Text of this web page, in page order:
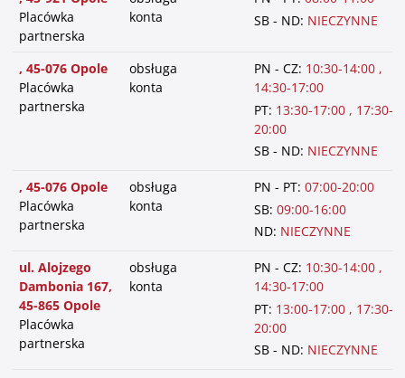
Placówka
partnerska
konta
SB - ND: NIECZYNNE
, 45-076 Opole
Placówka
partnerska
obsługa
konta
PN - CZ: 10:30-14:00 ,
14:30-17:00
PT: 13:30-17:00 , 17:30-
20:00
SB - ND: NIECZYNNE
, 45-076 Opole
Placówka
partnerska
obsługa
konta
PN - PT: 07:00-20:00
SB: 09:00-16:00
ND: NIECZYNNE
ul. Alojzego
Dambonia 167,
45-865 Opole
Placówka
partnerska
obsługa
konta
PN - CZ: 10:30-14:00 ,
14:30-17:00
PT: 13:00-17:00 , 17:30-
20:00
SB - ND: NIECZYNNE